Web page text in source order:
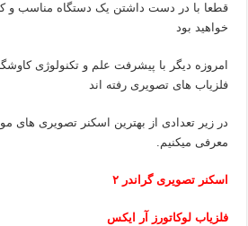
قطعا با در دست داشتن یک دستگاه مناسب و
خواهید بود
امروزه دیگر با پیشرفت علم و تکنولوژی
فلزیاب های تصویری رفته اند
در زیر تعدادی از بهترین اسکنر تصویری های
معرفی میکنیم.
اسکنر تصویری گراندر ۲
فلزیاب لوکاتورز آر ایکس